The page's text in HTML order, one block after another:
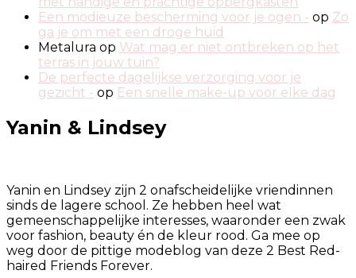
Een modieuze bescherming voor je ogen - op Zo
ga je om met een droge huid
Metalura op Wat mag er niet ontbreken op het
terras in jouw tuin?
De perfecte dagelijkse verzorging voor je
gezicht - op Een snelle make-up voor elke dag
Yanin & Lindsey
Yanin en Lindsey zijn 2 onafscheidelijke vriendinnen
sinds de lagere school. Ze hebben heel wat
gemeenschappelijke interesses, waaronder een zwak
voor fashion, beauty én de kleur rood. Ga mee op
weg door de pittige modeblog van deze 2 Best Red-
haired Friends Forever.